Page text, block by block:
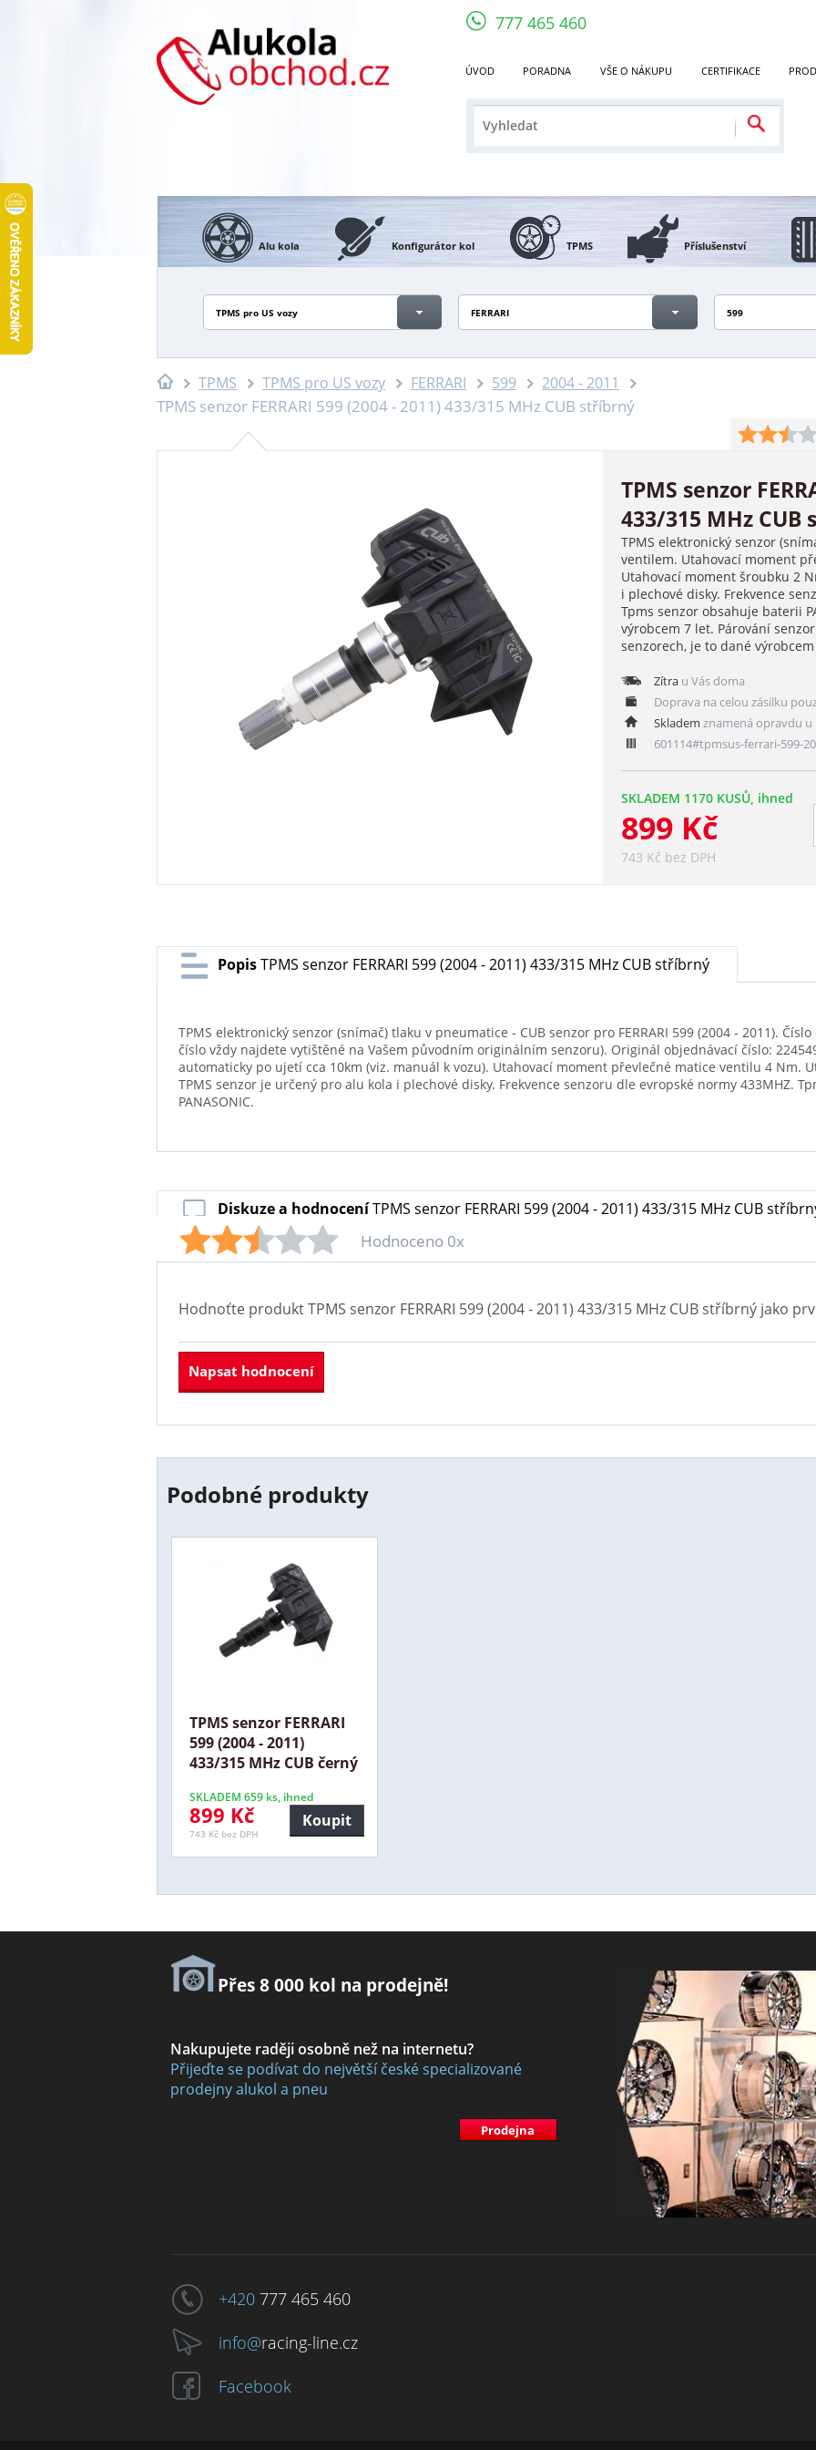
777 465 460
ÚVOD PORADNA VŠE O NÁKUPU CERTIFIKACE
Alu kola Konfigurátor kol TPMS Příslušenství
TPMS pro US vozy FERRARI 599
TPMS TPMS pro US vozy FERRARI 599 2004 - 2011
TPMS senzor FERRARI 599 (2004 - 2011) 433/315 MHz CUB stříbrný
TPMS senzor
433/315 MHz
TPMS elektronický senzor
ventilem. Utahovací moment
Utahovací moment šroubku 2
i plechové disky. Frekvence
Tpms senzor obsahuje baterii
výrobcem 7 let. Párování
senzorech, je to dané
Zítra u Vás doma
Doprava na celou zásilku
Skladem znamená opravdu u
601114#tpmsus-ferrari-599-
SKLADEM 1170 KUSŮ, ihned
899 Kč
743 Kč bez DPH
PopisTPMS senzor FERRARI 599 (2004 - 2011) 433/315 MHz CUB stříbrný
TPMS elektronický senzor (snímač) tlaku v pneumatice - CUB senzor pro FERRARI 599 (2004 - 2011).
číslo vždy najdete vytištěné na Vašem původním originálním senzoru). Originál objednávací číslo:
automaticky po ujetí cca 10km (viz. manuál k vozu). Utahovací moment převlečné matice ventilu 4 Nm.
TPMS senzor je určený pro alu kola i plechové disky. Frekvence senzoru dle evropské normy 433MHZ.
PANASONIC.
Diskuze a hodnoceníTPMS senzor FERRARI 599 (2004 - 2011) 433/315 MHz CUB
Hodnoceno 0x
Hodnoťte produktTPMS senzor FERRARI 599 (2004 - 2011) 433/315 MHz CUB stříbrný jako
Napsat hodnocení
Podobné produkty
TPMS senzor FERRARI
599 (2004 - 2011)
433/315 MHz CUB černý
SKLADEM 659 ks, ihned
899 Kč
743 Kč bez DPH
Koupit
Přes 8 000 kol na prodejně!
Nakupujete raději osobně než na internetu?
Přijeďte se podívat do největší české specializované
prodejny alukol a pneu
Prodejna
+420 777 465 460
info@racing-line.cz
Facebook